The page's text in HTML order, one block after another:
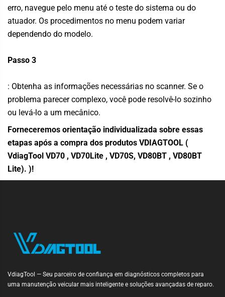
erro, navegue pelo menu até o teste do sistema ou do
atuador. Os procedimentos no menu podem variar
dependendo do modelo.
Passo 3
: Obtenha as informações necessárias no scanner. Se o
problema parecer complexo, você pode resolvê-lo sozinho
ou levá-lo a um mecânico.
Forneceremos orientação individualizada sobre essas
etapas após a compra dos produtos VDIAGTOOL (
VdiagTool VD70 , VD70Lite , VD70S, VD80BT , VD80BT
Lite). )!
VdiagTool — Seu parceiro de confiança em diagnósticos completos para
uma manutenção veicular mais inteligente e soluções avançadas de reparo.